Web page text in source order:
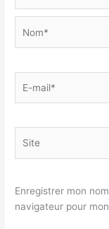
mail*
Enregistrer mon
navigateur pour